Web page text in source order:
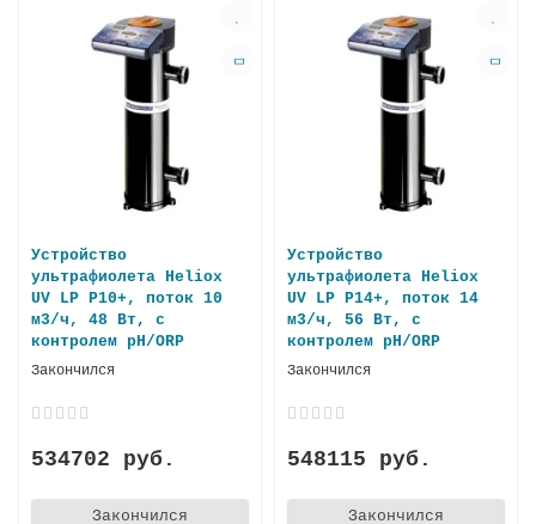
Устройство
ультрафиолета Heliox
UV LP P10+, поток 10
м3/ч, 48 Вт, с
контролем pH/ORP
Закончился
534702 руб.
Закончился
Устройство
ультрафиолета Heliox
UV LP P14+, поток 14
м3/ч, 56 Вт, с
контролем pH/ORP
Закончился
548115 руб.
Закончился